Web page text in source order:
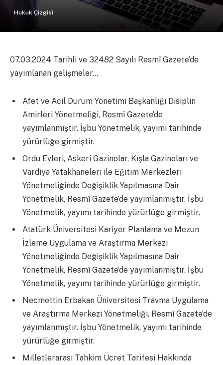
Hukuk Çizgisi
07.03.2024 Tarihli ve 32482 Sayılı Resmî Gazete’de
yayımlanan gelişmeler…
Afet ve Acil Durum Yönetimi Başkanlığı Disiplin
Amirleri Yönetmeliği, Resmî Gazete’de
yayımlanmıştır. İşbu Yönetmelik, yayımı tarihinde
yürürlüğe girmiştir.
Ordu Evleri, Askerî Gazinolar, Kışla Gazinoları ve
Vardiya Yatakhaneleri ile Eğitim Merkezleri
Yönetmeliğinde Değişiklik Yapılmasına Dair
Yönetmelik, Resmî Gazete’de yayımlanmıştır. İşbu
Yönetmelik, yayımı tarihinde yürürlüğe girmiştir.
Atatürk Üniversitesi Kariyer Planlama ve Mezun
İzleme Uygulama ve Araştırma Merkezi
Yönetmeliğinde Değişiklik Yapılmasına Dair
Yönetmelik, Resmî Gazete’de yayımlanmıştır. İşbu
Yönetmelik, yayımı tarihinde yürürlüğe girmiştir.
Necmettin Erbakan Üniversitesi Travma Uygulama
ve Araştırma Merkezi Yönetmeliği, Resmî Gazete’de
yayımlanmıştır. İşbu Yönetmelik, yayımı tarihinde
yürürlüğe girmiştir.
Milletlerarası Tahkim Ücret Tarifesi Hakkında